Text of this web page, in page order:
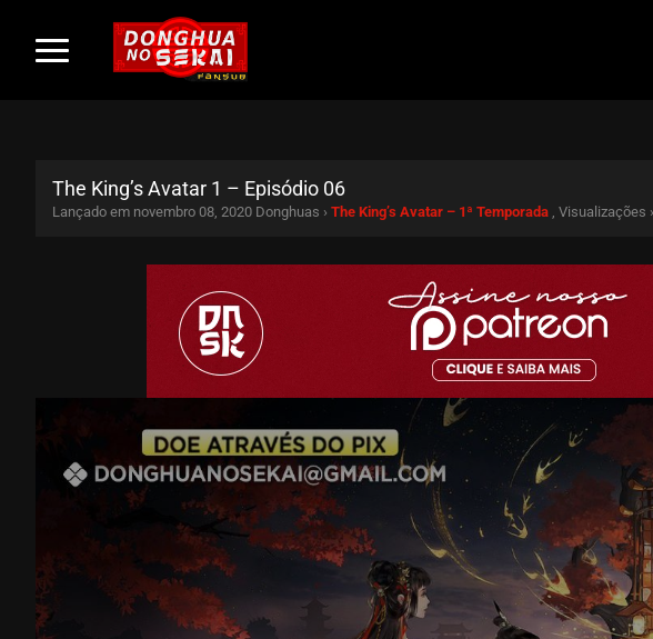
The King’s Avatar 1 – Episódio 06
Lançado em novembro 08, 2020 Donghuas › The King’s Avatar – 1ª Temporada , Visualizações ›